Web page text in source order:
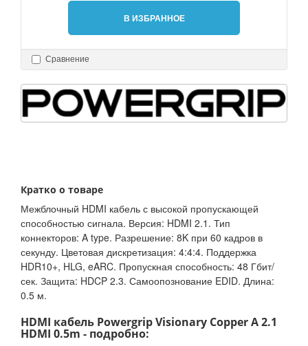
В ИЗБРАННОЕ
Сравнение
Кратко о товаре
Межблочный HDMI кабель с высокой пропускающей
способностью сигнала. Версия: HDMI 2.1. Тип
коннекторов: A type. Разрешение: 8K при 60 кадров в
секунду. Цветовая дискретизация: 4:4:4. Поддержка
HDR10+, HLG, eARC. Пропускная способность: 48 Гбит/
сек. Защита: HDCP 2.3. Самоопознование EDID. Длина:
0.5 м.
HDMI кабель Powergrip Visionary Copper A 2.1
HDMI 0.5m - подробно: